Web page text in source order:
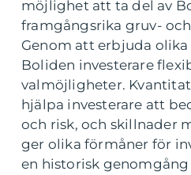
möjlighet att ta del av
framgångsrika gruv-
Genom att erbjuda
Boliden investerare
valmöjligheter.
hjälpa investerare att
och risk, och skillnader
ger olika förmåner för
en historisk genomgång